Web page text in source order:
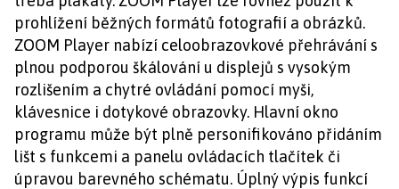
prohlížení běžných formátů fotografií a obrázků.
ZOOM Player nabízí celoobrazovkové přehrávání s
plnou podporou škálování u displejů s vysokým
rozlišením a chytré ovládání pomocí myši,
klávesnice i dotykové obrazovky. Hlavní okno
programu může být plně personifikováno přidáním
lišt s funkcemi a panelu ovládacích tlačítek či
úpravou barevného schématu. Úplný výpis funkcí